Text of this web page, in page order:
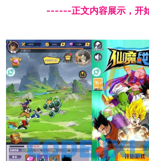
------正文内容展示，开